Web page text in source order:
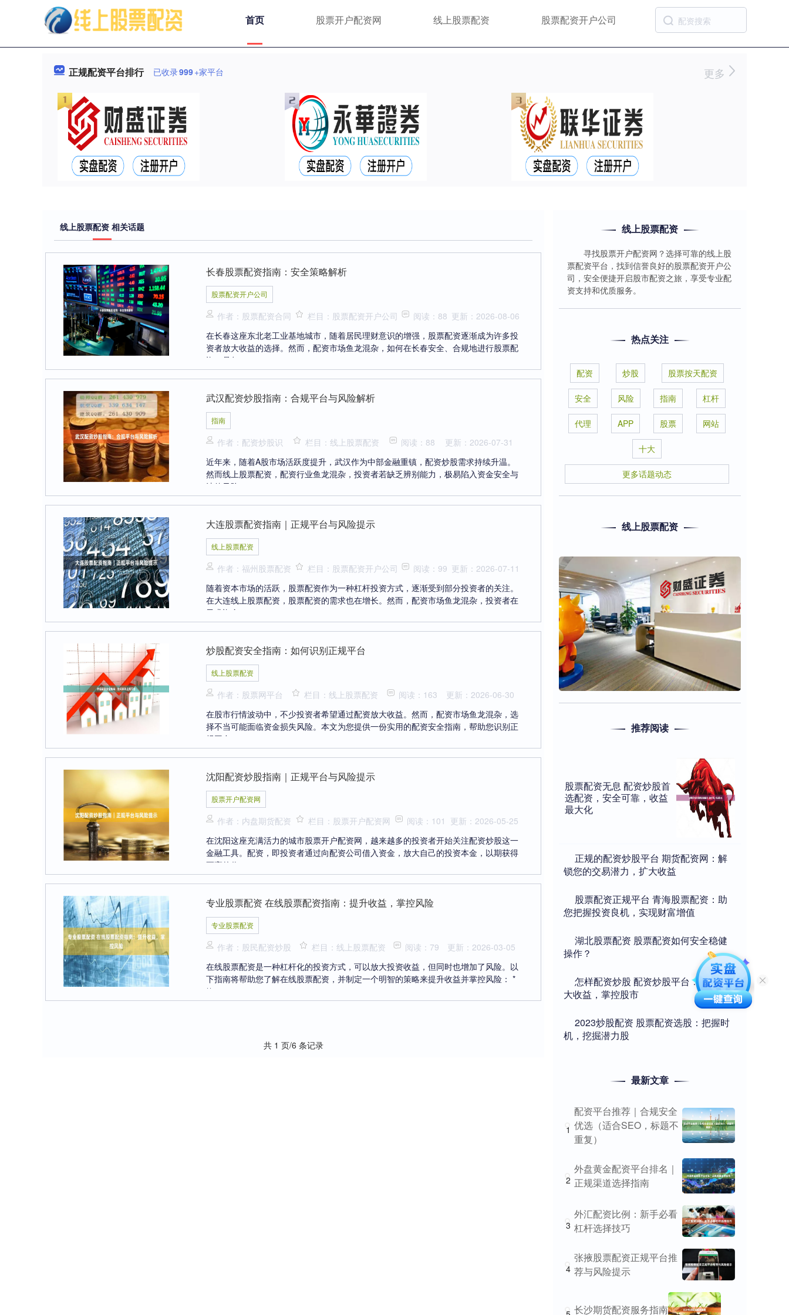
首页 股票开户配资网 线上股票配资 股票配资开户公司
正规配资平台排行 已收录999+家平台 更多
线上股票配资 相关话题
长春股票配资指南：安全策略解析
股票配资开户公司
作者：股票配资合同 栏目：股票配资开户公司 阅读：88 更新：2026-08-06
在长春这座东北老工业基地城市，随着居民理财意识的增强，股票配资逐渐成为许多投
资者放大收益的选择。然而，配资市场鱼龙混杂，如何在长春安全、合规地进行股票配
资，是每....
武汉配资炒股指南：合规平台与风险解析
指南
作者：配资炒股识 栏目：线上股票配资 阅读：88
更新：2026-07-31
近年来，随着A股市场活跃度提升，武汉作为中部金融重镇，配资炒股需求持续升温。
然而线上股票配资，配资行业鱼龙混杂，投资者若缺乏辨别能力，极易陷入资金安全与
法律风险....
大连股票配资指南｜正规平台与风险提示
线上股票配资
作者：福州股票配资 栏目：股票配资开户公司 阅读：99 更新：2026-07-11
随着资本市场的活跃，股票配资作为一种杠杆投资方式，逐渐受到部分投资者的关注。
在大连线上股票配资，股票配资的需求也在增长。然而，配资市场鱼龙混杂，投资者在
寻求资金....
炒股配资安全指南：如何识别正规平台
线上股票配资
作者：股票网平台 栏目：线上股票配资 阅读：163
更新：2026-06-30
在股市行情波动中，不少投资者希望通过配资放大收益。然而，配资市场鱼龙混杂，选
择不当可能面临资金损失风险。本文为您提供一份实用的配资安全指南，帮助您识别正
规平台，....
沈阳配资炒股指南｜正规平台与风险提示
股票开户配资网
作者：内盘期货配资 栏目：股票开户配资网 阅读：101 更新：2026-05-25
在沈阳这座充满活力的城市股票开户配资网，越来越多的投资者开始关注配资炒股这一
金融工具。配资，即投资者通过向配资公司借入资金，放大自己的投资本金，以期获得
更高的收....
专业股票配资 在线股票配资指南：提升收益，掌控风险
专业股票配资
作者：股民配资炒股 栏目：线上股票配资 阅读：79
更新：2026-03-05
在线股票配资是一种杠杆化的投资方式，可以放大投资收益，但同时也增加了风险。以
下指南将帮助您了解在线股票配资，并制定一个明智的策略来提升收益并掌控风险： *
**....
共 1 页/6 条记录
线上股票配资
寻找股票开户配资网？选择可靠的线上股
票配资平台，找到信誉良好的股票配资开户公
司，安全便捷开启股市配资之旅，享受专业配
资支持和优质服务。
热点关注
配资 炒股 股票按天配资
安全 风险 指南 杠杆
代理 APP 股票 网站
十大
更多话题动态
线上股票配资
推荐阅读
股票配资无息 配资炒股首
选配资，安全可靠，收益
最大化
​正规的配资炒股平台 期货配资网：解
锁您的交易潜力，扩大收益
​股票配资正规平台 青海股票配资：助
您把握投资良机，实现财富增值
​湖北股票配资 股票配资如何安全稳健
操作？
​怎样配资炒股 配资炒股平台：助你放
大收益，掌控股市
​2023炒股配资 股票配资选股：把握时
机，挖掘潜力股
最新文章
1
配资平台推荐｜合规安全
优选（适合SEO，标题不
重复）
2
外盘黄金配资平台排名｜
正规渠道选择指南
3
外汇配资比例：新手必看
杠杆选择技巧
4
张掖股票配资正规平台推
荐与风险提示
长沙期货配资服务指南